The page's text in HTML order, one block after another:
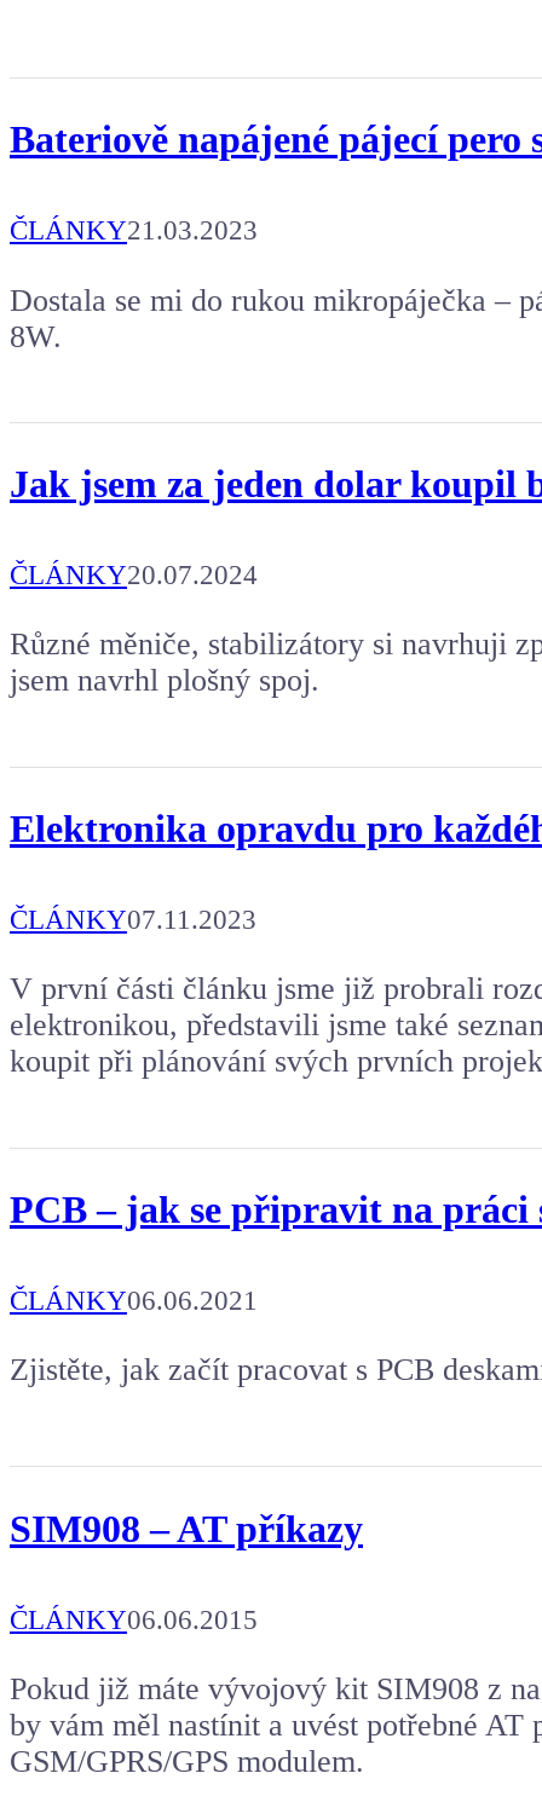
Bateriově napájené pájecí
ČLÁNKY21.03.2023
Dostala se mi do rukou mikropáječka –
8W.
Jak jsem za jeden dolar koupil
ČLÁNKY20.07.2024
Různé měniče, stabilizátory si navrhuji
jsem navrhl plošný spoj.
Elektronika opravdu pro
ČLÁNKY07.11.2023
V první části článku jsme již probrali
elektronikou, představili jsme také
koupit při plánování svých prvních
PCB – jak se připravit na práci
ČLÁNKY06.06.2021
Zjistěte, jak začít pracovat s PCB
SIM908 – AT příkazy
ČLÁNKY06.06.2015
Pokud již máte vývojový kit SIM908 z
by vám měl nastínit a uvést potřebné
GSM/GPRS/GPS modulem.